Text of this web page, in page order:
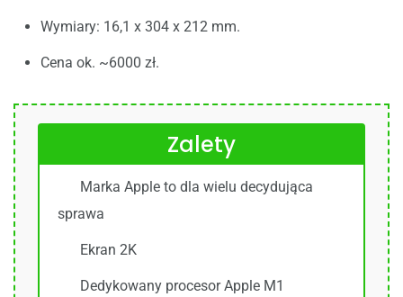
Wymiary: 16,1 x 304 x 212 mm.
Cena ok. ~6000 zł.
Zalety
Marka Apple to dla wielu decydująca
sprawa
Ekran 2K
Dedykowany procesor Apple M1